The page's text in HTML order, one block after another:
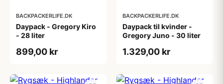
BACKPACKERLIFE.DK
Daypack - Gregory Kiro
- 28 liter
899,00 kr
BACKPACKERLIFE.DK
Daypack til kvinder -
Gregory Juno - 30 liter
1.329,00 kr